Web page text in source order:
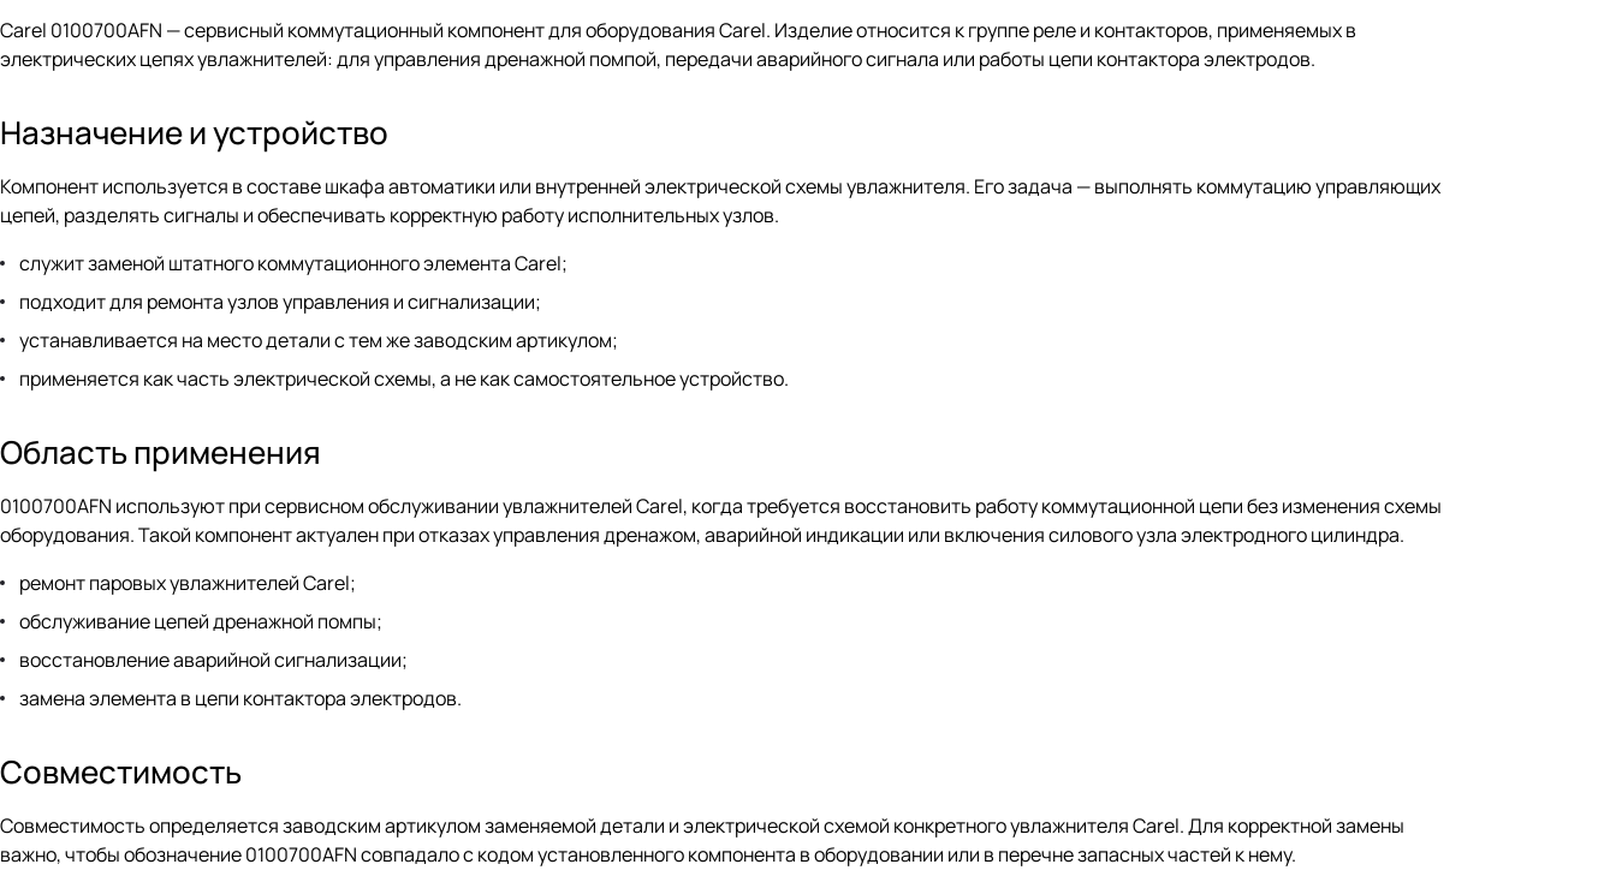
Carel 0100700AFN — сервисный коммутационный компонент для оборудования Carel. Изделие относится к группе реле и контакторов, применяемых в
электрических цепях увлажнителей: для управления дренажной помпой, передачи аварийного сигнала или работы цепи контактора электродов.
Назначение и устройство
Компонент используется в составе шкафа автоматики или внутренней электрической схемы увлажнителя. Его задача — выполнять коммутацию управляющих
цепей, разделять сигналы и обеспечивать корректную работу исполнительных узлов.
служит заменой штатного коммутационного элемента Carel;
подходит для ремонта узлов управления и сигнализации;
устанавливается на место детали с тем же заводским артикулом;
применяется как часть электрической схемы, а не как самостоятельное устройство.
Область применения
0100700AFN используют при сервисном обслуживании увлажнителей Carel, когда требуется восстановить работу коммутационной цепи без изменения схемы
оборудования. Такой компонент актуален при отказах управления дренажом, аварийной индикации или включения силового узла электродного цилиндра.
ремонт паровых увлажнителей Carel;
обслуживание цепей дренажной помпы;
восстановление аварийной сигнализации;
замена элемента в цепи контактора электродов.
Совместимость
Совместимость определяется заводским артикулом заменяемой детали и электрической схемой конкретного увлажнителя Carel. Для корректной замены
важно, чтобы обозначение 0100700AFN совпадало с кодом установленного компонента в оборудовании или в перечне запасных частей к нему.